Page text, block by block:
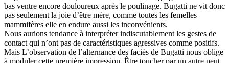
bas ventre encore douloureux après le poulinage. Bugatti ne vit donc
pas seulement la joie d’être mère, comme toutes les femelles
mammifères elle en endure aussi les inconvénients.
Nous aurions tendance à interpréter indiscutablement les gestes de
contact qui n’ont pas de caractéristiques agressives comme positifs.
Mais L’observation de l’alternance des faciès de Bugatti nous oblige
à moduler cette première impression. Être toucher par un autre peut